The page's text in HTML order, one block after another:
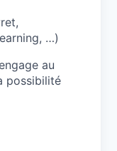
…)
au
possibilité